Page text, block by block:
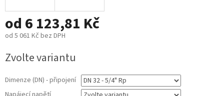
od 6 123,81 Kč
od 5 061 Kč bez DPH
cena:
Zvolte variantu
Dimenze (DN) - připojení